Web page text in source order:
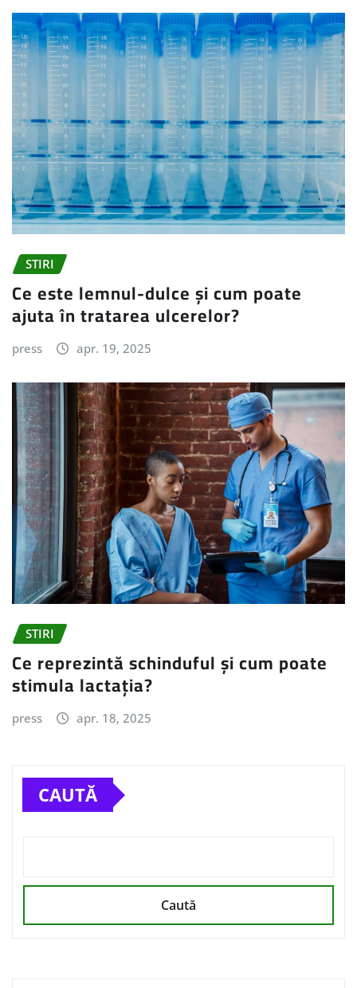
STIRI
Ce este lemnul-dulce și cum poate
ajuta în tratarea ulcerelor?
press apr. 19, 2025
STIRI
Ce reprezintă schinduful și cum poate
stimula lactația?
press apr. 18, 2025
CAUTĂ
Caută